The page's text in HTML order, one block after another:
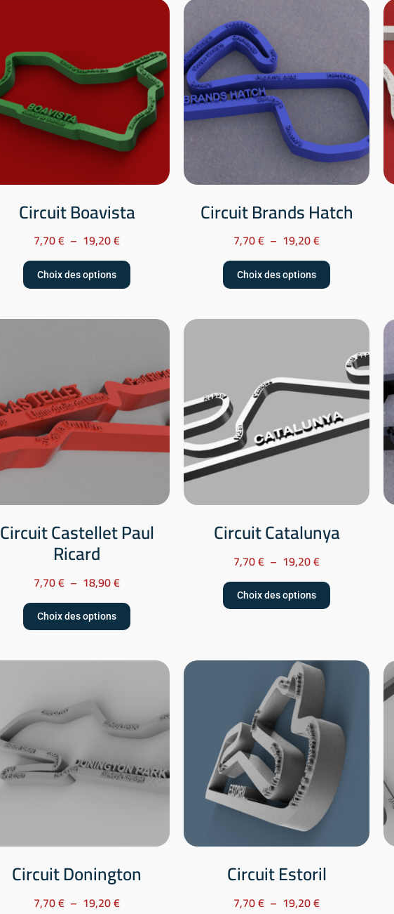
Circuit Boavista
7,70€ – 19,20€
Choix des options
Circuit Brands Hatch
7,70€ – 19,20€
Choix des options
Circuit Castellet Paul
Ricard
7,70€ – 18,90€
Choix des options
Circuit Catalunya
7,70€ – 19,20€
Choix des options
Circuit Donington
7,70€ – 19,20€
Circuit Estoril
7,70€ – 19,20€